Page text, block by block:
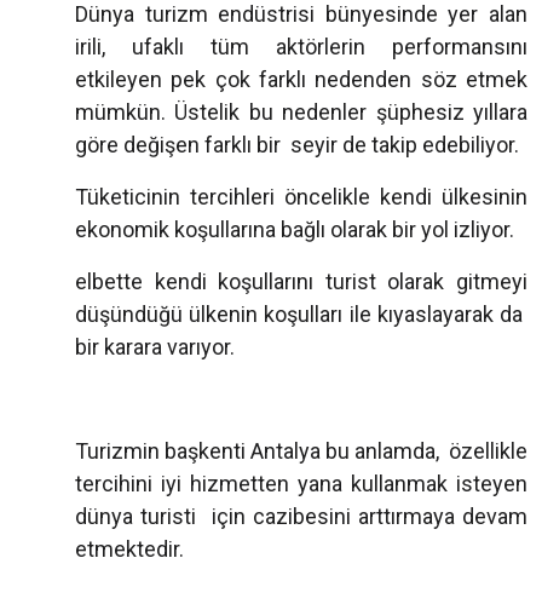
Dünya turizm endüstrisi bünyesinde yer alan
irili, ufaklı tüm aktörlerin performansını
etkileyen pek çok farklı nedenden söz etmek
mümkün. Üstelik bu nedenler şüphesiz yıllara
göre değişen farklı bir seyir de takip edebiliyor.
Tüketicinin tercihleri öncelikle kendi ülkesinin
ekonomik koşullarına bağlı olarak bir yol izliyor.
elbette kendi koşullarını turist olarak gitmeyi
düşündüğü ülkenin koşulları ile kıyaslayarak da
bir karara varıyor.
Turizmin başkenti Antalya bu anlamda, özellikle
tercihini iyi hizmetten yana kullanmak isteyen
dünya turisti için cazibesini arttırmaya devam
etmektedir.